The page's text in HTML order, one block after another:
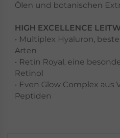
Ölen und botanischen
HIGH EXCELLENCE
• Multiplex Hyaluron,
Arten
• Retin Royal, eine
Retinol
• Even Glow Complex aus
Peptiden